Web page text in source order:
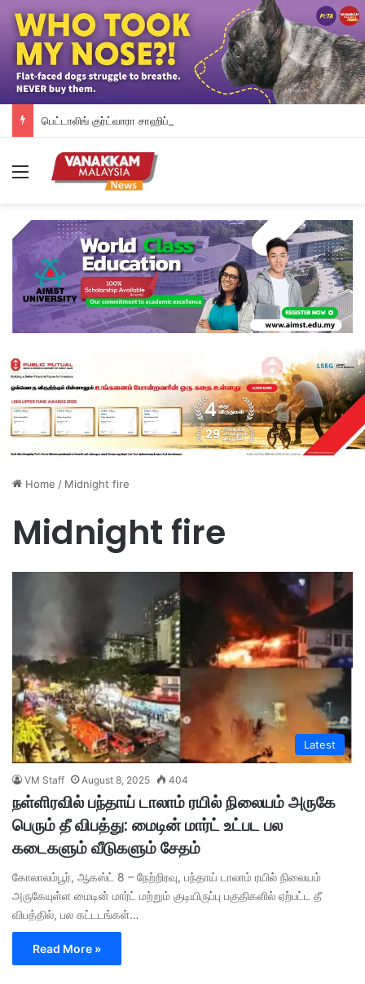
Menu
Home / Midnight fire
Midnight fire
Latest
VM Staff August 8, 2025 404
நள்ளிரவில் பந்தாய் டாலாம் ரயில் நிலையம் அருகே
பெரும் தீ விபத்து: மைடின் மார்ட் உட்பட பல
கடைகளும் வீடுகளும் சேதம்
கோலாலம்பூர், ஆகஸ்ட் 8 – நேற்றிரவு, பந்தாய் டாலாம் ரயில் நிலையம்
அருகேயுள்ள மைடின் மார்ட் மற்றும் குடியிருப்பு பகுதிகளில் ஏற்பட்ட தீ
விபத்தில், பல கட்டடங்கள்…
Read More »